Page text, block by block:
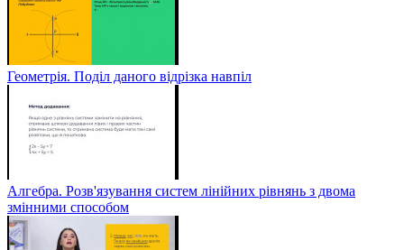
Геометрія. Поділ даного відрізка навпіл
Алгебра. Розв'язування систем лінійних рівнянь з двома
змінними способом